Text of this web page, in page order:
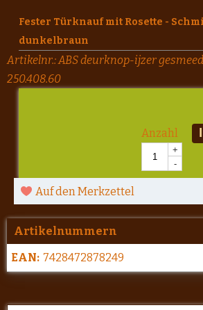
Fester Türknauf mit Rosette -
dunkelbraun
Artikelnr.: ABS deurknop-ijzer
250.408.60
Anzahl
+
-
Auf den Merkzettel
Artikelnummern
EAN: 7428472878249